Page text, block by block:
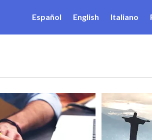
Español English Italiano